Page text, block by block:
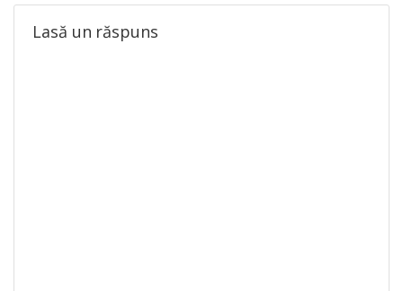
Lasă un răspuns